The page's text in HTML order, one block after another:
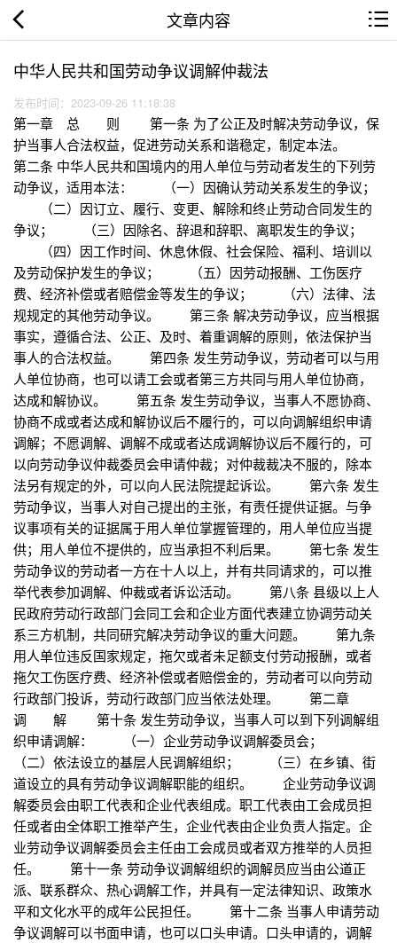
文章内容
中华人民共和国劳动争议调解仲裁法
发布时间：2023-09-26 11:18:38
第一章 总 则 第一条 为了公正及时解决劳动争议，保
护当事人合法权益，促进劳动关系和谐稳定，制定本法。
第二条 中华人民共和国境内的用人单位与劳动者发生的下列劳
动争议，适用本法： （一）因确认劳动关系发生的争议；
（二）因订立、履行、变更、解除和终止劳动合同发生的
争议； （三）因除名、辞退和辞职、离职发生的争议；
（四）因工作时间、休息休假、社会保险、福利、培训以
及劳动保护发生的争议； （五）因劳动报酬、工伤医疗
费、经济补偿或者赔偿金等发生的争议； （六）法律、法
规规定的其他劳动争议。 第三条 解决劳动争议，应当根据
事实，遵循合法、公正、及时、着重调解的原则，依法保护当
事人的合法权益。 第四条 发生劳动争议，劳动者可以与用
人单位协商，也可以请工会或者第三方共同与用人单位协商，
达成和解协议。 第五条 发生劳动争议，当事人不愿协商、
协商不成或者达成和解协议后不履行的，可以向调解组织申请
调解；不愿调解、调解不成或者达成调解协议后不履行的，可
以向劳动争议仲裁委员会申请仲裁；对仲裁裁决不服的，除本
法另有规定的外，可以向人民法院提起诉讼。 第六条 发生
劳动争议，当事人对自己提出的主张，有责任提供证据。与争
议事项有关的证据属于用人单位掌握管理的，用人单位应当提
供；用人单位不提供的，应当承担不利后果。 第七条 发生
劳动争议的劳动者一方在十人以上，并有共同请求的，可以推
举代表参加调解、仲裁或者诉讼活动。 第八条 县级以上人
民政府劳动行政部门会同工会和企业方面代表建立协调劳动关
系三方机制，共同研究解决劳动争议的重大问题。 第九条
用人单位违反国家规定，拖欠或者未足额支付劳动报酬，或者
拖欠工伤医疗费、经济补偿或者赔偿金的，劳动者可以向劳动
行政部门投诉，劳动行政部门应当依法处理。 第二章
调 解 第十条 发生劳动争议，当事人可以到下列调解组
织申请调解： （一）企业劳动争议调解委员会；
（二）依法设立的基层人民调解组织； （三）在乡镇、街
道设立的具有劳动争议调解职能的组织。 企业劳动争议调
解委员会由职工代表和企业代表组成。职工代表由工会成员担
任或者由全体职工推举产生，企业代表由企业负责人指定。企
业劳动争议调解委员会主任由工会成员或者双方推举的人员担
任。 第十一条 劳动争议调解组织的调解员应当由公道正
派、联系群众、热心调解工作，并具有一定法律知识、政策水
平和文化水平的成年公民担任。 第十二条 当事人申请劳动
争议调解可以书面申请，也可以口头申请。口头申请的，调解